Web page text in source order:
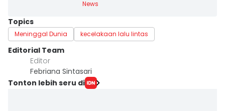
News
Topics
Meninggal Dunia kecelakaan lalu lintas
Editorial Team
Editor
Febriana Sintasari
Tonton lebih seru di